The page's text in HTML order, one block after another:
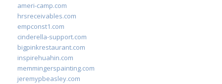
ameri-camp.com
hrsreceivables.com
empconst1.com
cinderella-support.com
bigpinkrestaurant.com
inspirehuahin.com
memmingerspainting.com
jeremypbeasley.com